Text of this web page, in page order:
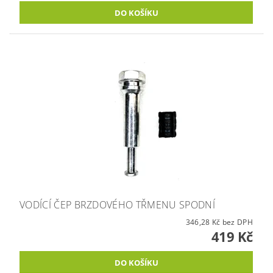
VODÍCÍ ČEP BRZDOVÉHO TŘMENU SPODNÍ
346,28 Kč bez DPH
419 Kč